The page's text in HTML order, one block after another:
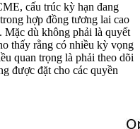
cấu trúc kỳ hạn đang
hợp đồng tương lai cao
Mặc dù không phải là quyết
thấy rằng có nhiều kỳ vọng
quan trọng là phải theo dõi
được đặt cho các quyền